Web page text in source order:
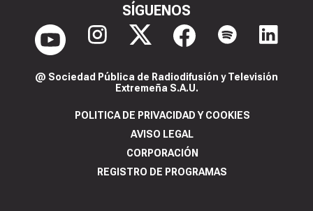
SÍGUENOS
@ Sociedad Pública de Radiodifusión y Televisión
Extremeña S.A.U.
POLITICA DE PRIVACIDAD Y COOKIES
AVISO LEGAL
CORPORACIÓN
REGISTRO DE PROGRAMAS